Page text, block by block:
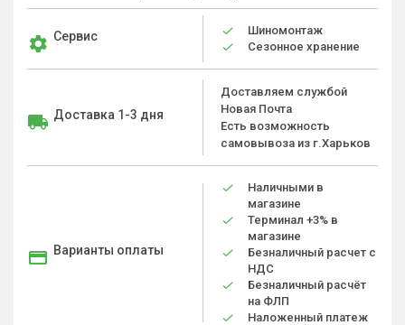
Сервис
Шиномонтаж
Сезонное хранение
Доставка 1-3 дня
Доставляем службой
Новая Почта
Есть возможность
самовывоза из г.Харьков
Варианты оплаты
Наличными в
магазине
Терминал +3% в
магазине
Безналичный расчет с
НДС
Безналичный расчёт
на ФЛП
Наложенный платеж